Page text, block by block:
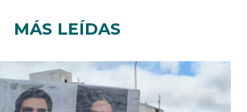
MÁS LEÍDAS